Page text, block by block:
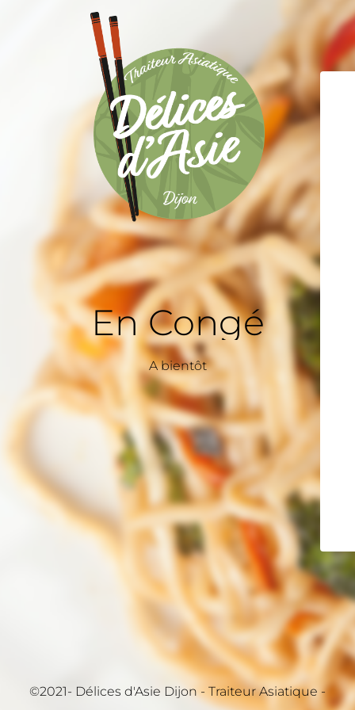
En Congé
A bientôt
©2021- Délices d'Asie Dijon - Traiteur Asiatique -